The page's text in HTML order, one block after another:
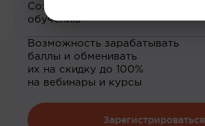
Сохранение прогресса по
обучению
Возможность зарабатывать
баллы и обменивать
их на скидку до 100%
на вебинары и курсы
Зарегистрироваться